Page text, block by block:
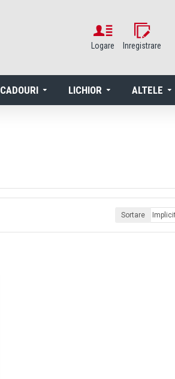
Logare Inregistrare
CADOURI LICHIOR ALTELE
Sortare